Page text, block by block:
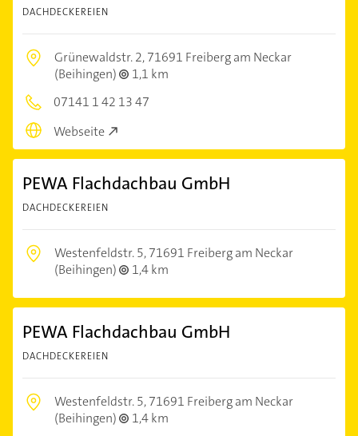
DACHDECKEREIEN
Grünewaldstr. 2,71691 Freiberg am Neckar
(Beihingen)
1,1 km
07141 1 42 13 47
Webseite
PEWA Flachdachbau GmbH
DACHDECKEREIEN
Westenfeldstr. 5,71691 Freiberg am Neckar
(Beihingen)
1,4 km
PEWA Flachdachbau GmbH
DACHDECKEREIEN
Westenfeldstr. 5,71691 Freiberg am Neckar
(Beihingen)
1,4 km